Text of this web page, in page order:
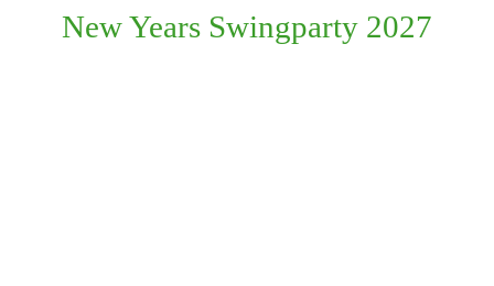
New Years Swingparty 2027